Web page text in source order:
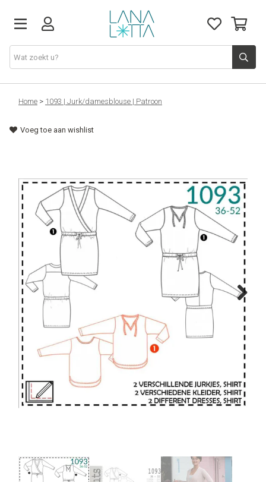
Stoffen
Fournituren
Patronen
Naaimachines
Workshops
Tips & tricks
Cadeaubon
Solden
Contact
Home > 1093 | Jurk/damesblouse | Patroon
Voeg toe aan wishlist
Next